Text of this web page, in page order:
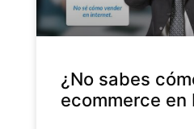
¿No sabes
ecommerce en